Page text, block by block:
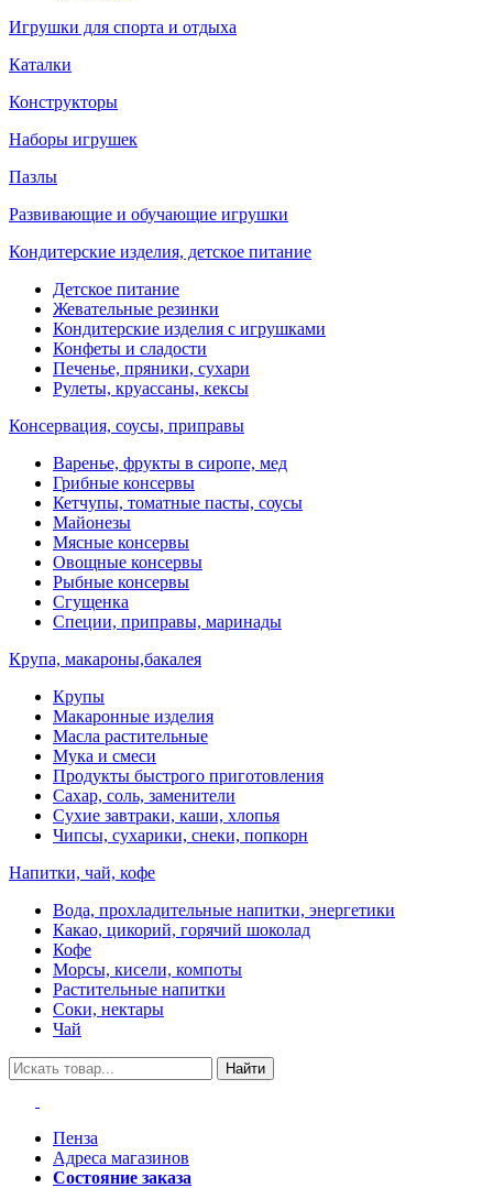
Игрушки для спорта и отдыха
Каталки
Конструкторы
Наборы игрушек
Пазлы
Развивающие и обучающие игрушки
Кондитерские изделия, детское питание
Детское питание
Жевательные резинки
Кондитерские изделия с игрушками
Конфеты и сладости
Печенье, пряники, сухари
Рулеты, круассаны, кексы
Консервация, соусы, приправы
Варенье, фрукты в сиропе, мед
Грибные консервы
Кетчупы, томатные пасты, соусы
Майонезы
Мясные консервы
Овощные консервы
Рыбные консервы
Сгущенка
Специи, приправы, маринады
Крупа, макароны,бакалея
Крупы
Макаронные изделия
Масла растительные
Мука и смеси
Продукты быстрого приготовления
Сахар, соль, заменители
Сухие завтраки, каши, хлопья
Чипсы, сухарики, снеки, попкорн
Напитки, чай, кофе
Вода, прохладительные напитки, энергетики
Какао, цикорий, горячий шоколад
Кофе
Морсы, кисели, компоты
Растительные напитки
Соки, нектары
Чай
Найти
Пенза
Адреса магазинов
Состояние заказа